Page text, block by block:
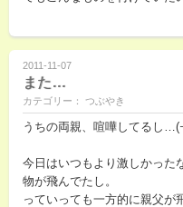
2011-11-07
また…
カテゴリー： つぶやき
うちの両親、喧嘩してるし…(
今日はいつもより激しかった
物が飛んでたし。
っていっても一方的に親父が